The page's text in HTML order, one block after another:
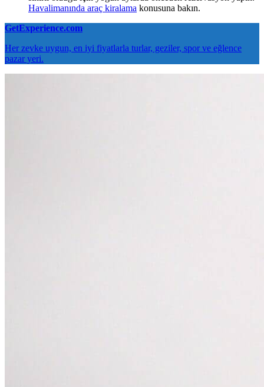
Havalimanında araç kiralama konusuna bakın.
GetExperience.com
Her zevke uygun, en iyi fiyatlarla turlar, geziler, spor ve eğlence
pazar yeri.